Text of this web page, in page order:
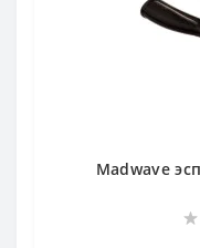
Madwave